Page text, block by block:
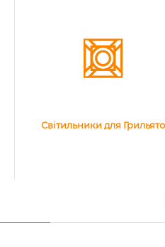
Світильники для Грильято